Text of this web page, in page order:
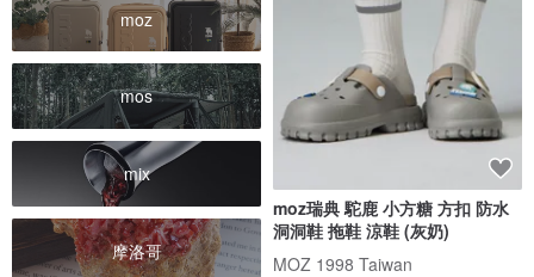
moz
mos
mix
摩洛哥
moz瑞典 駝鹿 小方糖 方扣 防水
洞洞鞋 拖鞋 涼鞋 (灰奶)
MOZ 1998 Taiwan